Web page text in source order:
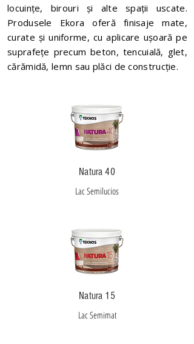
locuințe, birouri și alte spații uscate.
Produsele Ekora oferă finisaje mate,
curate și uniforme, cu aplicare ușoară pe
suprafețe precum beton, tencuială, glet,
cărămidă, lemn sau plăci de construcție.
Natura 40
Lac Semilucios
Natura 15
Lac Semimat